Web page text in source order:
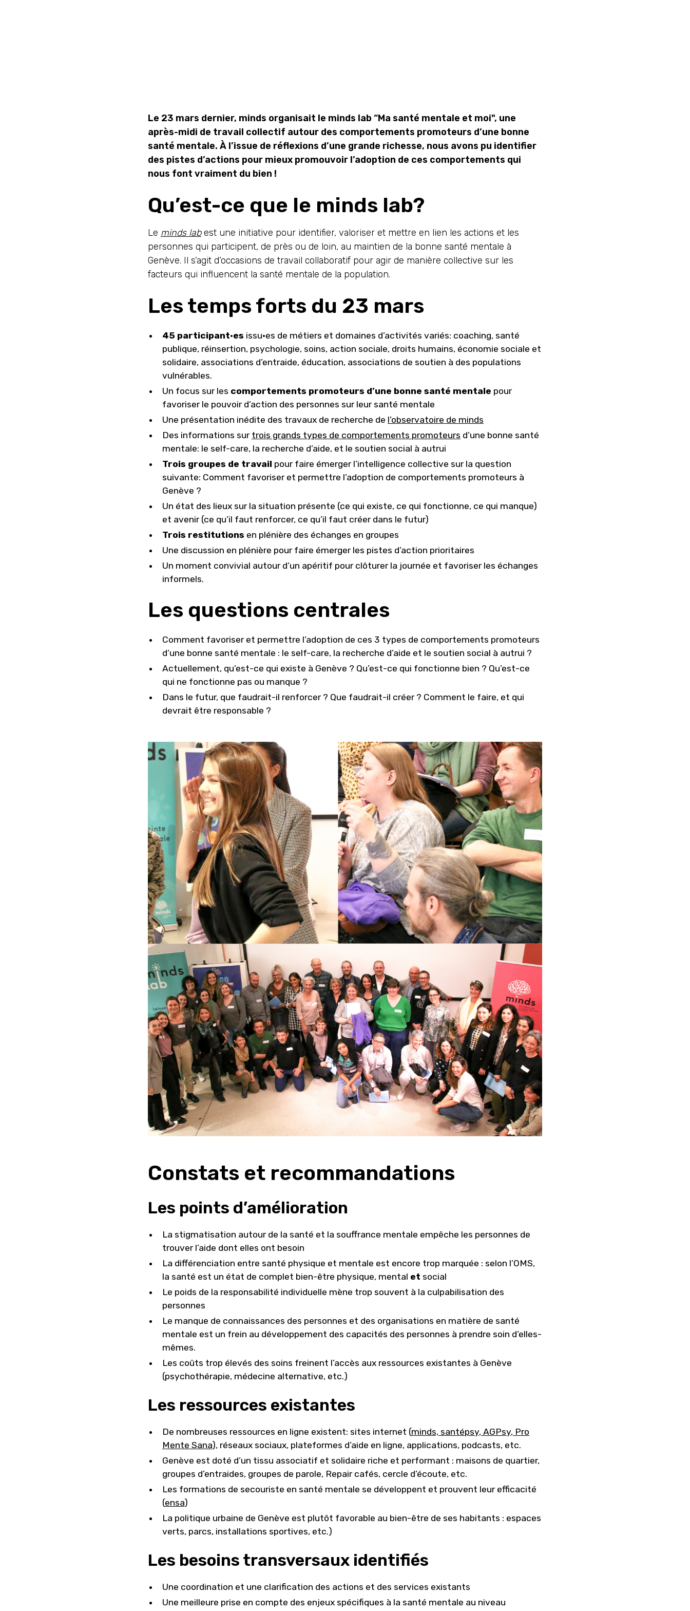
Le 23 mars dernier, minds organisait le minds lab “Ma santé mentale et moi", une
après-midi de travail collectif autour des comportements promoteurs d’une bonne
santé mentale. À l’issue de réflexions d’une grande richesse, nous avons pu identifier
des pistes d’actions pour mieux promouvoir l’adoption de ces comportements qui
nous font vraiment du bien !
Qu’est-ce que le minds lab?
Le minds labest une initiative pour identifier, valoriser et mettre en lien les actions et les
personnes qui participent, de près ou de loin, au maintien de la bonne santé mentale à
Genève. Il s’agit d’occasions de travail collaboratif pour agir de manière collective sur les
facteurs qui influencent la santé mentale de la population.
Les temps forts du 23 mars
45 participant·es issu·es de métiers et domaines d’activités variés: coaching, santé
publique, réinsertion, psychologie, soins, action sociale, droits humains, économie sociale et
solidaire, associations d’entraide, éducation, associations de soutien à des populations
vulnérables.
Un focus sur les comportements promoteurs d’une bonne santé mentale pour
favoriser le pouvoir d’action des personnes sur leur santé mentale
Une présentation inédite des travaux de recherche de l’observatoire de minds
Des informations sur trois grands types de comportements promoteurs d’une bonne santé
mentale: le self-care, la recherche d’aide, et le soutien social à autrui
Trois groupes de travail pour faire émerger l’intelligence collective sur la question
suivante: Comment favoriser et permettre l’adoption de comportements promoteurs à
Genève ?
Un état des lieux sur la situation présente (ce qui existe, ce qui fonctionne, ce qui manque)
et avenir (ce qu’il faut renforcer, ce qu’il faut créer dans le futur)
Trois restitutions en plénière des échanges en groupes
Une discussion en plénière pour faire émerger les pistes d’action prioritaires
Un moment convivial autour d’un apéritif pour clôturer la journée et favoriser les échanges
informels.
Les questions centrales
Comment favoriser et permettre l’adoption de ces 3 types de comportements promoteurs
d’une bonne santé mentale : le self-care, la recherche d’aide et le soutien social à autrui ?
Actuellement, qu’est-ce qui existe à Genève ? Qu’est-ce qui fonctionne bien ? Qu’est-ce
qui ne fonctionne pas ou manque ?
Dans le futur, que faudrait-il renforcer ? Que faudrait-il créer ? Comment le faire, et qui
devrait être responsable ?
Constats et recommandations
Les points d’amélioration
La stigmatisation autour de la santé et la souffrance mentale empêche les personnes de
trouver l’aide dont elles ont besoin
La différenciation entre santé physique et mentale est encore trop marquée : selon l’OMS,
la santé est un état de complet bien-être physique, mental et social
Le poids de la responsabilité individuelle mène trop souvent à la culpabilisation des
personnes
Le manque de connaissances des personnes et des organisations en matière de santé
mentale est un frein au développement des capacités des personnes à prendre soin d’elles-
mêmes.
Les coûts trop élevés des soins freinent l’accès aux ressources existantes à Genève
(psychothérapie, médecine alternative, etc.)
Les ressources existantes
De nombreuses ressources en ligne existent: sites internet (minds, santépsy, AGPsy, Pro
Mente Sana), réseaux sociaux, plateformes d’aide en ligne, applications, podcasts, etc.
Genève est doté d’un tissu associatif et solidaire riche et performant : maisons de quartier,
groupes d’entraides, groupes de parole, Repair cafés, cercle d’écoute, etc.
Les formations de secouriste en santé mentale se développent et prouvent leur efficacité
(ensa)
La politique urbaine de Genève est plutôt favorable au bien-être de ses habitants : espaces
verts, parcs, installations sportives, etc.)
Les besoins transversaux identifiés
Une coordination et une clarification des actions et des services existants
Une meilleure prise en compte des enjeux spécifiques à la santé mentale au niveau